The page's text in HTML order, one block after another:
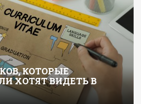
КОТОРЫЕ
ХОТЯТ ВИДЕТЬ В